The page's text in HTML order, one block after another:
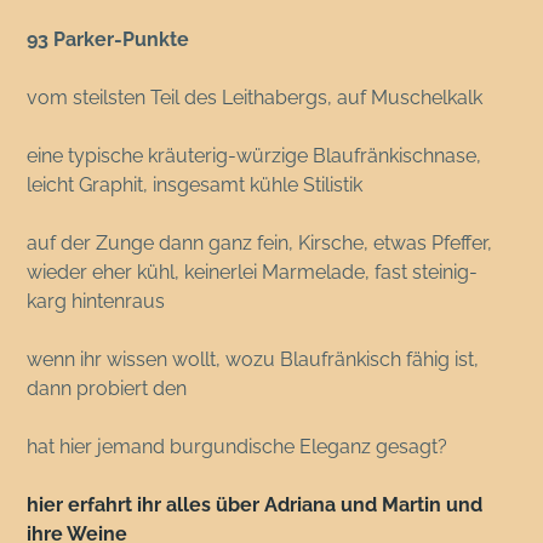
93 Parker-Punkte
vom steilsten Teil des Leithabergs, auf Muschelkalk
eine typische kräuterig-würzige Blaufränkischnase,
leicht Graphit, insgesamt kühle Stilistik
auf der Zunge dann ganz fein, Kirsche, etwas Pfeffer,
wieder eher kühl, keinerlei Marmelade, fast steinig-
karg hintenraus
wenn ihr wissen wollt, wozu Blaufränkisch fähig ist,
dann probiert den
hat hier jemand burgundische Eleganz gesagt?
hier erfahrt ihr alles über Adriana und Martin und
ihre Weine